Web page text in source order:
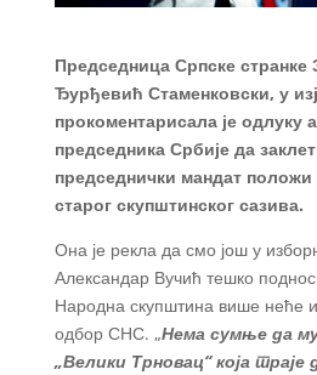
Председница Српске
Ђурђевић Стаменковски, у
прокоментарисала је одлуку
председника Србије да
председнички мандат
старог скупштинског сазива.
Она је рекла да смо још у
Александар Вучић тешко
Народна скупштина више неће
одбор СНС. „Нема сумње да
„Велики Трновац“ која